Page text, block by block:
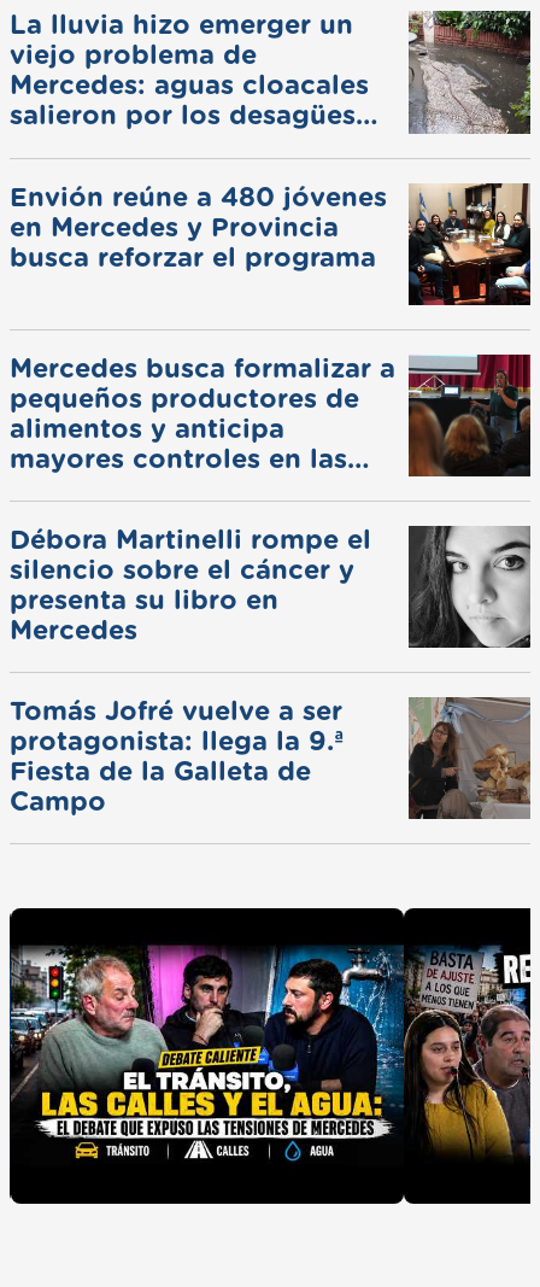
La lluvia hizo emerger un
viejo problema de
Mercedes: aguas cloacales
salieron por los desagües
Envión reúne a 480 jóvenes
en Mercedes y Provincia
busca reforzar el programa
Mercedes busca formalizar a
pequeños productores de
alimentos y anticipa
mayores controles en las
Débora Martinelli rompe el
silencio sobre el cáncer y
presenta su libro en
Mercedes
Tomás Jofré vuelve a ser
protagonista: llega la 9.ª
Fiesta de la Galleta de
Campo